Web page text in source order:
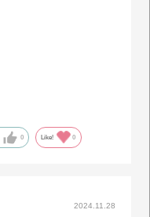
0 Like! 0
2024.11.28